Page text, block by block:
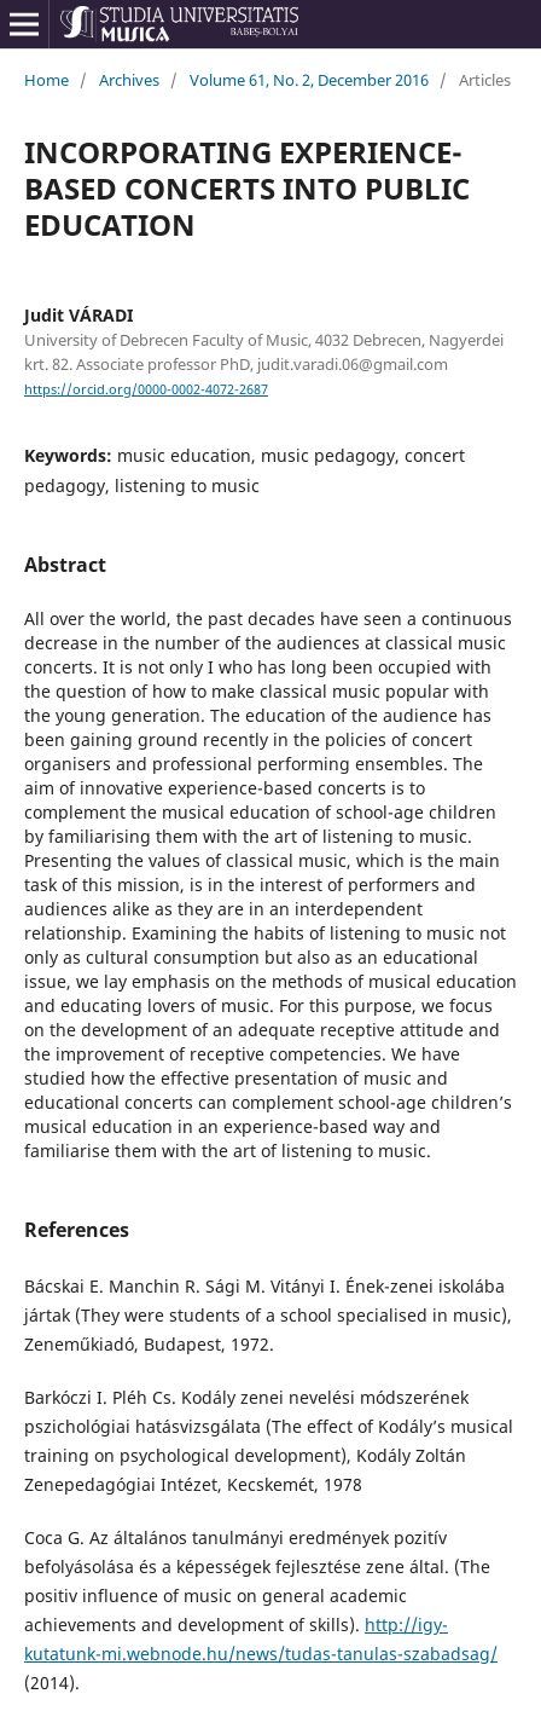
Home / Archives / Volume 61, No. 2, December 2016 / Articles
INCORPORATING EXPERIENCE-
BASED CONCERTS INTO PUBLIC
EDUCATION
Judit VÁRADI
University of Debrecen Faculty of Music, 4032 Debrecen, Nagyerdei
krt. 82. Associate professor PhD, judit.varadi.06@gmail.com
https://orcid.org/0000-0002-4072-2687
Keywords: music education, music pedagogy, concert
pedagogy, listening to music
Abstract
All over the world, the past decades have seen a continuous
decrease in the number of the audiences at classical music
concerts. It is not only I who has long been occupied with
the question of how to make classical music popular with
the young generation. The education of the audience has
been gaining ground recently in the policies of concert
organisers and professional performing ensembles. The
aim of innovative experience-based concerts is to
complement the musical education of school-age children
by familiarising them with the art of listening to music.
Presenting the values of classical music, which is the main
task of this mission, is in the interest of performers and
audiences alike as they are in an interdependent
relationship. Examining the habits of listening to music not
only as cultural consumption but also as an educational
issue, we lay emphasis on the methods of musical education
and educating lovers of music. For this purpose, we focus
on the development of an adequate receptive attitude and
the improvement of receptive competencies. We have
studied how the effective presentation of music and
educational concerts can complement school-age children’s
musical education in an experience-based way and
familiarise them with the art of listening to music.
References
Bácskai E. Manchin R. Sági M. Vitányi I. Ének-zenei iskolába
jártak (They were students of a school specialised in music),
Zeneműkiadó, Budapest, 1972.
Barkóczi I. Pléh Cs. Kodály zenei nevelési módszerének
pszichológiai hatásvizsgálata (The effect of Kodály’s musical
training on psychological development), Kodály Zoltán
Zenepedagógiai Intézet, Kecskemét, 1978
Coca G. Az általános tanulmányi eredmények pozitív
befolyásolása és a képességek fejlesztése zene által. (The
positiv influence of music on general academic
achievements and development of skills). http://igy-
kutatunk-mi.webnode.hu/news/tudas-tanulas-szabadsag/
(2014).